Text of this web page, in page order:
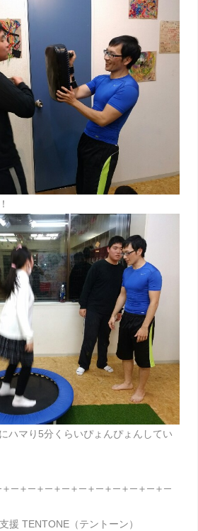
ハマり5分くらいぴょんぴょんしてい
─＋─＋─＋─＋─＋─＋─＋─＋─＋─
援 TENTONE（テントーン）